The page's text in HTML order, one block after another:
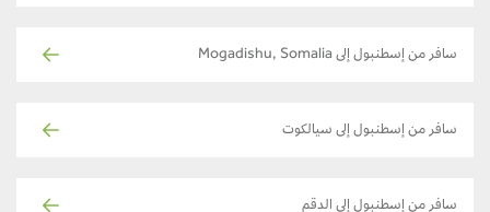
سافر من إسطنبول إلى Mogadishu, Somalia
سافر من إسطنبول إلى سيالكوت
سافر من إسطنبول إلى الدقم